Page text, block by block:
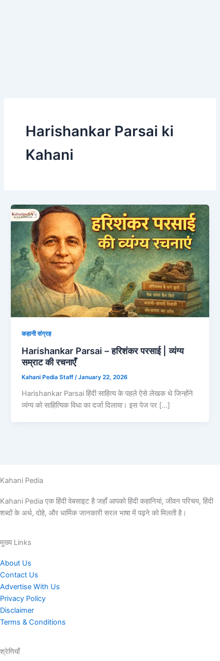
Harishankar Parsai ki
Kahani
कहानी संग्रह
Harishankar Parsai – हरिशंकर परसाई | व्यंग्य
सम्राट की रचनाएँ
Kahani Pedia Staff/January 22, 2026
Harishankar Parsai हिंदी साहित्य के पहले ऐसे लेखक थे जिन्होंने
व्यंग्य को साहित्यिक विधा का दर्जा दिलाया। इस पेज पर […]
Kahani Pedia
Kahani Pedia एक हिंदी वेबसाइट है जहाँ आपको हिंदी कहानियां, जीवन परिचय, हिंदी
शब्दों के अर्थ, दोहे, और धार्मिक जानकारी सरल भाषा में पढ़ने को मिलती है।
मुख्य Links
About Us
Contact Us
Advertise With Us
Privacy Policy
Disclaimer
Terms & Conditions
श्रेणियाँ